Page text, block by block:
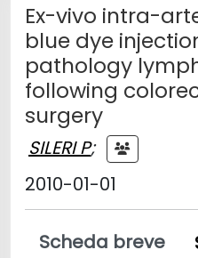
Ex-vivo intra-
blue dye
pathology
following
surgery
SILERI P;
2010-01-01
Scheda breve